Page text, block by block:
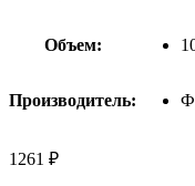
Объем:
Производитель:
1261 ₽